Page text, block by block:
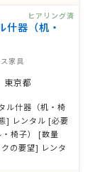
什器（机・
家具
東京都
ル什器（机・椅
] レンタル [必要
椅子） [数量
の要望] レンタ
ヒアリング済